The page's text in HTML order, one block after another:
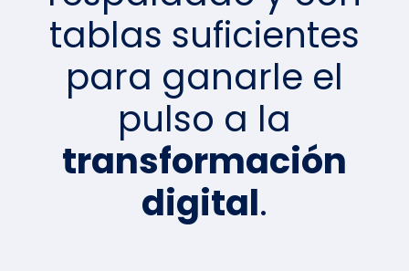
tablas suficientes
para ganarle el
pulso a la
transformación
digital.